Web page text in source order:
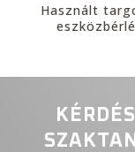
Használt